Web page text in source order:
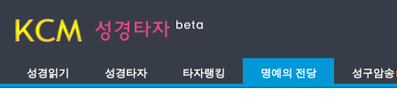
성경읽기 성경타자 타자랭킹 명예의 전당 성구암송